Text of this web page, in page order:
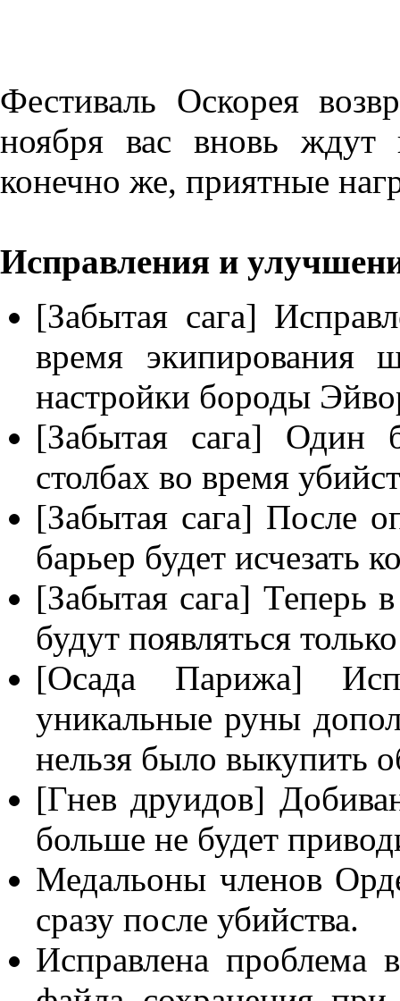
Фестиваль Оскорея
ноября вас вновь ждут
конечно же, приятные
Исправления и
[Забытая сага]
время экипирования
настройки бороды
[Забытая сага] Один
столбах во время
[Забытая сага] После
барьер будет исчезать
[Забытая сага] Теперь
будут появляться
[Осада Парижа]
уникальные руны
нельзя было выкупить
[Гнев друидов]
больше не будет
Медальоны членов
сразу после убийства.
Исправлена проблема